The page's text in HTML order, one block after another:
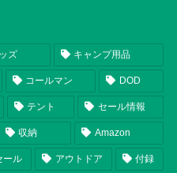
ズ キャンプ用品
コールマン DOD
テント セール情報
収納 Amazon
ール アウトドア 付録